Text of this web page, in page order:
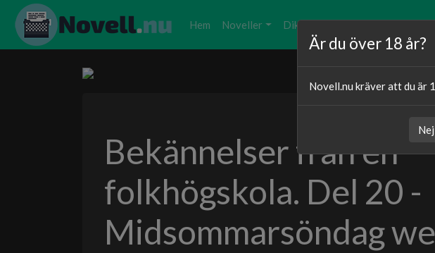
Hem Noveller Dikter
Bekännelser från en
folkhögskola. Del 20 -
Midsommarsöndag
Är du över 18 år?
Novell.nu kräver att du är